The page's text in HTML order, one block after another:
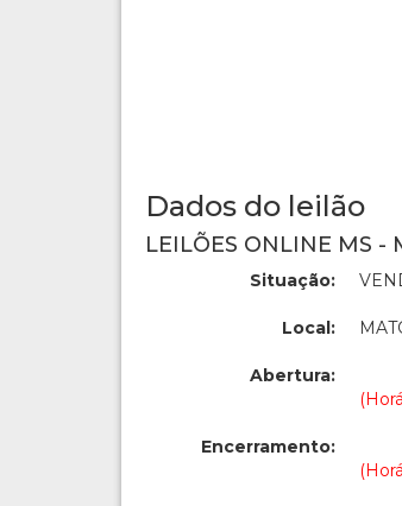
Dados do leilão
LEILÕES ONLINE MS -
Situação:
Local:
Abertura:
Encerramento: